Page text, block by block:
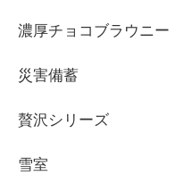
濃厚チョコブラウニー
災害備蓄
贅沢シリーズ
雪室